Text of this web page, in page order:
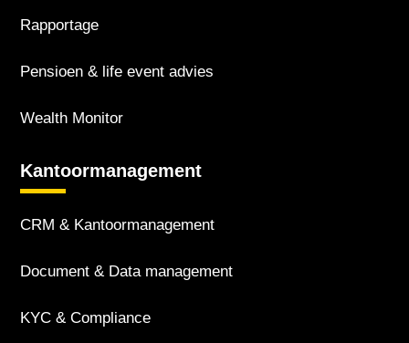
Rapportage
Pensioen & life event advies
Wealth Monitor
Kantoor­management
CRM & Kantoor­management
Document & Data management
KYC & Compliance